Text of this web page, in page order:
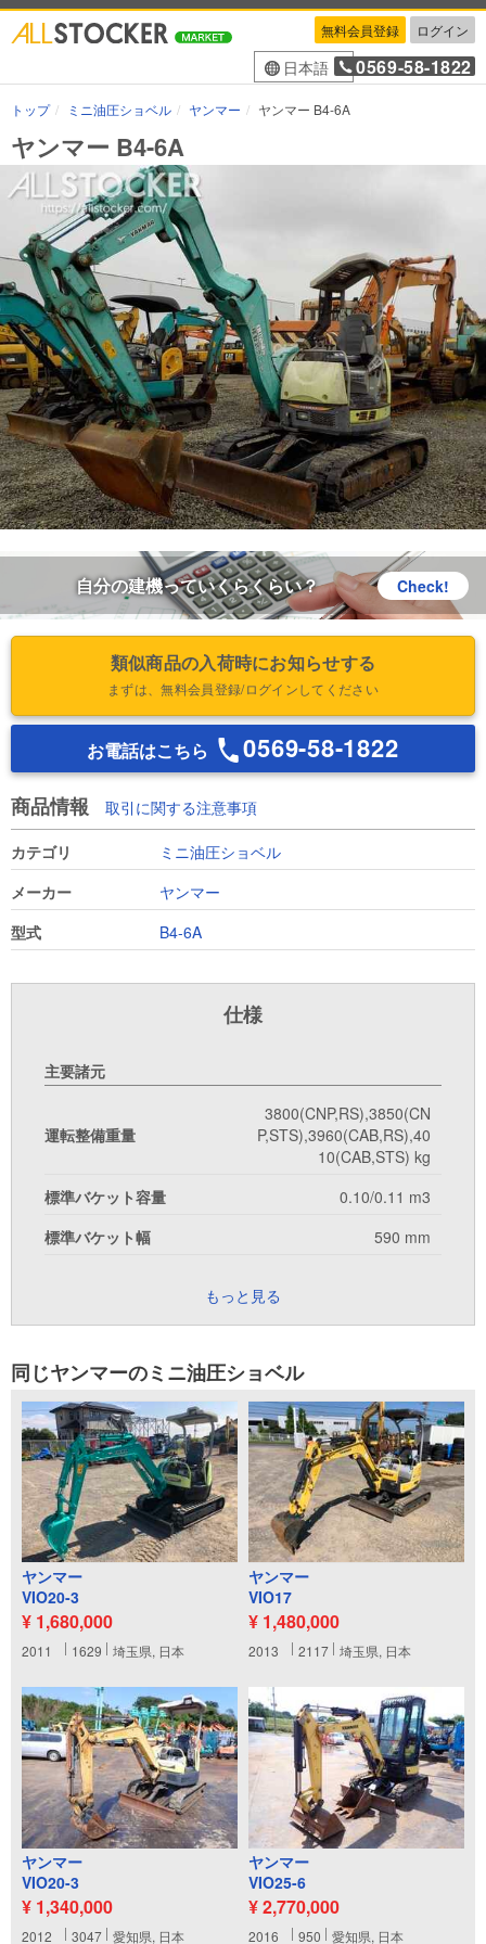
無料会員登録 ログイン
日本語 0569-58-1822
トップ ミニ油圧ショベル ヤンマー ヤンマー B4-6A
ヤンマー B4-6A
自分の建機っていくらくらい？ Check!
類似商品の入荷時にお知らせする
まずは、無料会員登録/ログインしてください
お電話はこちら 0569-58-1822
商品情報 取引に関する注意事項
カテゴリ
ミニ油圧ショベル
メーカー
ヤンマー
型式
B4-6A
仕様
主要諸元
運転整備重量
3800(CNP,RS),3850(CN
P,STS),3960(CAB,RS),40
10(CAB,STS) kg
標準バケット容量
0.10/0.11 m3
標準バケット幅
590 mm
もっと見る
同じヤンマーのミニ油圧ショベル
ヤンマー
VIO20-3
¥ 1,680,000
2011 1629 埼玉県, 日本
ヤンマー
VIO17
¥ 1,480,000
2013 2117 埼玉県, 日本
ヤンマー
VIO20-3
¥ 1,340,000
2012 3047 愛知県, 日本
ヤンマー
VIO25-6
¥ 2,770,000
2016 950 愛知県, 日本